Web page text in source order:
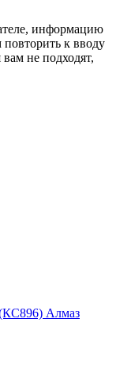
информацию
к вводу
не подходят,
Алмаз